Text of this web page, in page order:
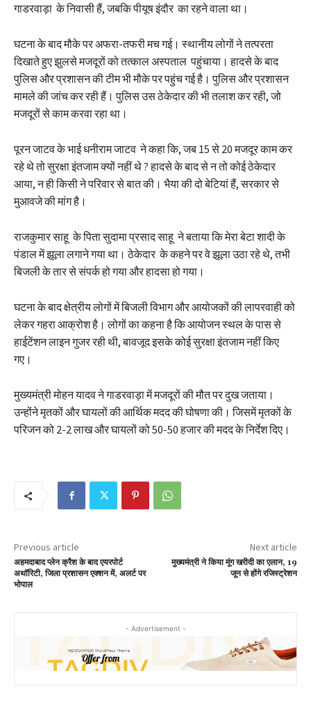
गाडरवाड़ा के निवासी हैं, जबकि पीयूष इंदौर का रहने वाला था।
घटना के बाद मौके पर अफरा-तफरी मच गई। स्थानीय लोगों ने तत्परता
दिखाते हुए झुलसे मजदूरों को तत्काल अस्पताल पहुंचाया। हादसे के बाद
पुलिस और प्रशासन की टीम भी मौके पर पहुंच गई है। पुलिस और प्रशासन
मामले की जांच कर रही हैं। पुलिस उस ठेकेदार की भी तलाश कर रही, जो
मजदूरों से काम करवा रहा था।
पूरन जाटव के भाई धनीराम जाटव ने कहा कि, जब 15 से 20 मजदूर काम कर
रहे थे तो सुरक्षा इंतजाम क्यों नहीं थे ? हादसे के बाद से न तो कोई ठेकेदार
आया, न ही किसी ने परिवार से बात की। भैया की दो बेटियां हैं, सरकार से
मुआवजे की मांग है।
राजकुमार साहू के पिता सुदामा प्रसाद साहू ने बताया कि मेरा बेटा शादी के
पंडाल में झूला लगाने गया था। ठेकेदार के कहने पर वे झूला उठा रहे थे, तभी
बिजली के तार से संपर्क हो गया और हादसा हो गया।
घटना के बाद क्षेत्रीय लोगों में बिजली विभाग और आयोजकों की लापरवाही को
लेकर गहरा आक्रोश है। लोगों का कहना है कि आयोजन स्थल के पास से
हाईटेंशन लाइन गुजर रही थी, बावजूद इसके कोई सुरक्षा इंतजाम नहीं किए
गए।
मुख्यमंत्री मोहन यादव ने गाडरवाड़ा में मजदूरों की मौत पर दुख जताया।
उन्होंने मृतकों और घायलों की आर्थिक मदद की घोषणा की। जिसमें मृतकों के
परिजन को 2-2 लाख और घायलों को 50-50 हजार की मदद के निर्देश दिए।
Previous article
अहमदाबाद प्लेन क्रैश के बाद एयरपोर्ट
अथॉरिटी, जिला प्रशासन एक्शन में, अलर्ट पर
भोपाल
Next article
मुख्यमंत्री ने किया मूंग खरीदी का एलान, 19
जून से होंगे रजिस्ट्रेशन
- Advertisement -